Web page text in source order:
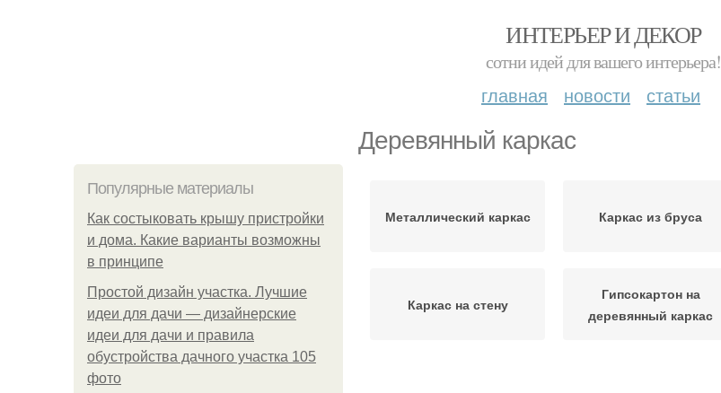
ИНТЕРЬЕР И ДЕКОР
сотни идей для вашего интерьера!
главная новости статьи
Деревянный каркас
Популярные материалы
Как состыковать крышу пристройки
и дома. Какие варианты возможны
в принципе
Простой дизайн участка. Лучшие
идеи для дачи — дизайнерские
идеи для дачи и правила
обустройства дачного участка 105
фото
Металлический каркас Каркас из бруса
Каркас на стену
Гипсокартон на
деревянный каркас